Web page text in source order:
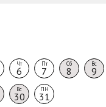
Чт
6
Пт
7
Сб
8
Вс
9
Вс
30
ПН
31